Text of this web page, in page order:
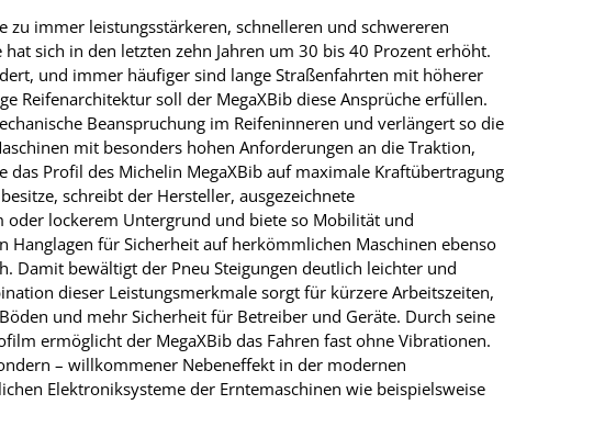
immer leistungsstärkeren, schnelleren und schwereren
sich in den letzten zehn Jahren um 30 bis 40 Prozent erhöht.
und immer häufiger sind lange Straßenfahrten mit höherer
Reifenarchitektur soll der MegaXBib diese Ansprüche erfüllen.
Beanspruchung im Reifeninneren und verlängert so die
mit besonders hohen Anforderungen an die Traktion,
Profil des Michelin MegaXBib auf maximale Kraftübertragung
schreibt der Hersteller, ausgezeichnete
oder lockerem Untergrund und biete so Mobilität und
Hanglagen für Sicherheit auf herkömmlichen Maschinen ebenso
Damit bewältigt der Pneu Steigungen deutlich leichter und
dieser Leistungsmerkmale sorgt für kürzere Arbeitszeiten,
und mehr Sicherheit für Betreiber und Geräte. Durch seine
ermöglicht der MegaXBib das Fahren fast ohne Vibrationen.
– willkommener Nebeneffekt in der modernen
Elektroniksysteme der Erntemaschinen wie beispielsweise